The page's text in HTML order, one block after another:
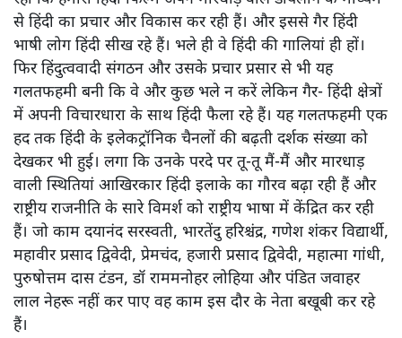
सीजेआई सूर्यकांत
अरुण कुमार त्रिपाठी
सीजेआई जस्टिस सूर्यकांत के 'कॉकरोच' बयान से लेकर चुनावों की
गाली-गलौज तक; सत्ता प्रतिष्ठानों की हिंसक होती भाषा और आचरण
के संकट पर वरिष्ठ पत्रकार अरुण कुमार त्रिपाठी का गंभीर विश्लेषण।